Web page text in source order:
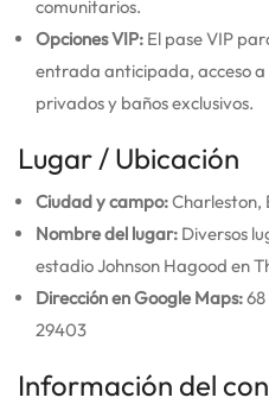
comunitarios.
Opciones VIP: El pase VIP
entrada anticipada, acceso a
privados y baños exclusivos.
Lugar / Ubicación
Ciudad y campo:Charleston,
Nombre del lugar: Diversos
estadio Johnson Hagood en
Dirección en Google Maps:
29403
Información del